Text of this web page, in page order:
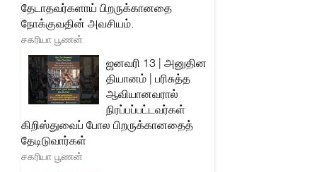
தேடாதவர்களாய் பிறருக்கானதை
நோக்குவதின் அவசியம்.
சகரியா பூணன்
ஜனவரி 13 | அனுதின
தியானம் | பரிசுத்த
ஆவியானவரால்
நிரப்பப்பட்டவர்கள்
கிறிஸ்துவைப் போல பிறருக்கானதைத்
தேடிடுவார்கள்
சகரியா பூணன்